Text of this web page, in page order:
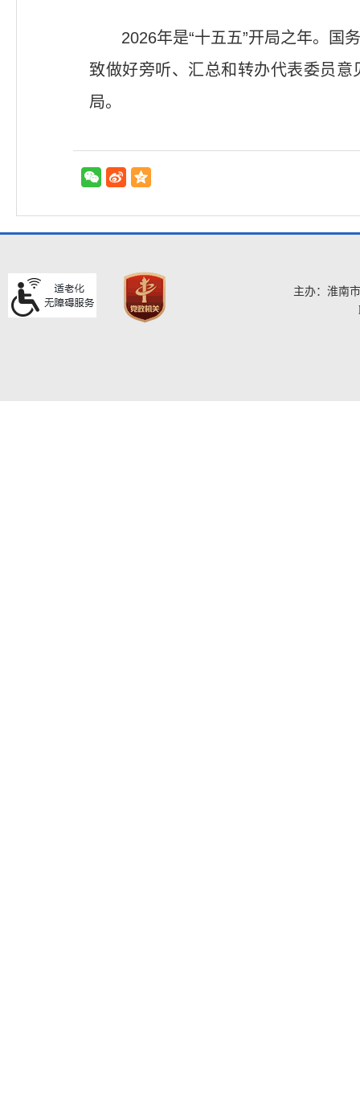
2026年是“十五五”开局之年。国
致做好旁听、汇总和转办代表委员
局。
主办：淮南